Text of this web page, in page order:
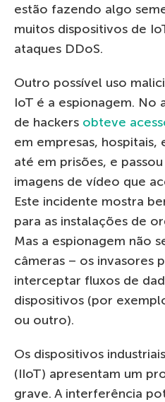
estão fazendo algo
muitos dispositivos de
ataques DDoS.
Outro possível uso
IoT é a espionagem. No
de hackers obteve
em empresas, hospitais,
até em prisões, e
imagens de vídeo que
Este incidente mostra
para as instalações de
Mas a espionagem não
câmeras – os invasores
interceptar fluxos de
dispositivos (por
ou outro).
Os dispositivos
(IIoT) apresentam um
grave. A interferência